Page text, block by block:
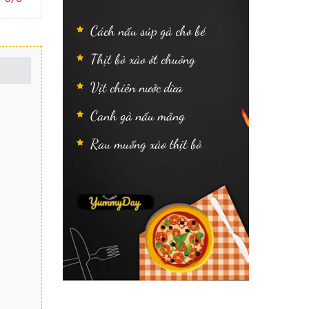
Cách nấu súp gà cho bé
Thịt bò xào ớt chuông
Vịt chiên nước dừa
Canh gà nấu măng
Rau muống xào thịt bò